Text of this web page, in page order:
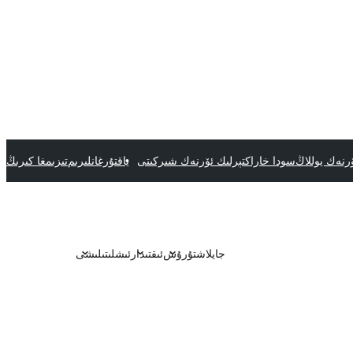
يوللاڭسودا خاراكتېرلىك ئۆرنەك شىركىتى ياقتۇرغانلىرىمتىزىمغا كىرىڭ
جايلاشتۇرۇشئىقتىدار ئىشلىتىلىشى